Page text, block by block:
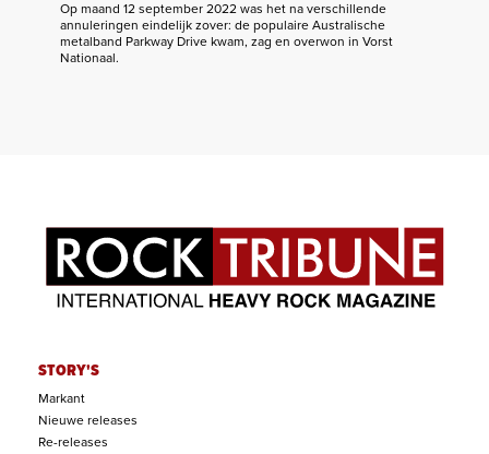
Op maand 12 september 2022 was het na verschillende
annuleringen eindelijk zover: de populaire Australische
metalband Parkway Drive kwam, zag en overwon in Vorst
Nationaal.
STORY'S
Markant
Nieuwe releases
Re-releases